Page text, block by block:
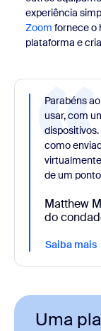
experiência
Zoom fornece o
plataforma e
Parabéns
usar, com
como
de um
Matthew
do
Saiba mais
Uma